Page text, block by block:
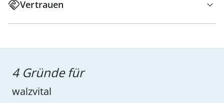
Vertrauen
4 Gründe für
walzvital